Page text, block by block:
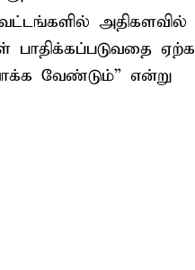
அதிகளவில்
ஏற்க
வேண்டும்” என்று